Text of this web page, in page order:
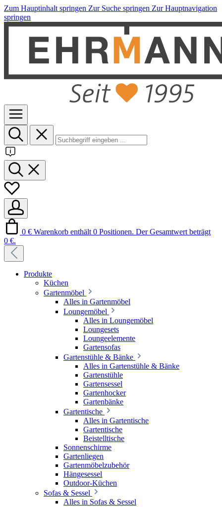
Zum Hauptinhalt springen Zur Suche springen Zur Hauptnavigation
springen
0 € Warenkorb enthält 0 Positionen. Der Gesamtwert beträgt
0 €.
Produkte
Küchen
Gartenmöbel
Alles in Gartenmöbel
Loungemöbel
Alles in Loungemöbel
Loungesets
Loungeelemente
Gartensofas
Gartenstühle & Bänke
Alles in Gartenstühle & Bänke
Gartenstühle
Gartensessel
Gartenhocker
Gartenbänke
Gartentische
Alles in Gartentische
Gartentische
Beistelltische
Sonnenschirme
Gartenliegen
Gartenmöbelzubehör
Hängesessel
Outdoor-Küchen
Sofas & Sessel
Alles in Sofas & Sessel